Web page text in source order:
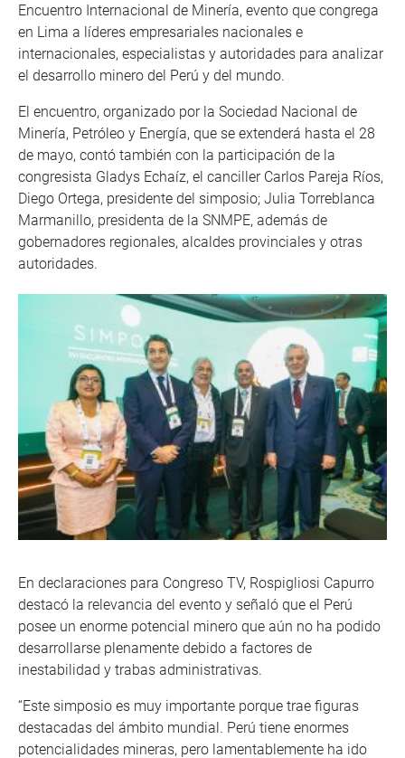
Encuentro Internacional de Minería, evento que congrega
en Lima a líderes empresariales nacionales e
internacionales, especialistas y autoridades para analizar
el desarrollo minero del Perú y del mundo.
El encuentro, organizado por la Sociedad Nacional de
Minería, Petróleo y Energía, que se extenderá hasta el 28
de mayo, contó también con la participación de la
congresista Gladys Echaíz, el canciller Carlos Pareja Ríos,
Diego Ortega, presidente del simposio; Julia Torreblanca
Marmanillo, presidenta de la SNMPE, además de
gobernadores regionales, alcaldes provinciales y otras
autoridades.
En declaraciones para Congreso TV, Rospigliosi Capurro
destacó la relevancia del evento y señaló que el Perú
posee un enorme potencial minero que aún no ha podido
desarrollarse plenamente debido a factores de
inestabilidad y trabas administrativas.
“Este simposio es muy importante porque trae figuras
destacadas del ámbito mundial. Perú tiene enormes
potencialidades mineras, pero lamentablemente ha ido